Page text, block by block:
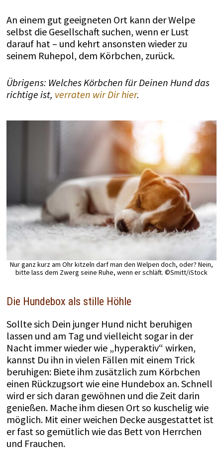
An einem gut geeigneten Ort kann der Welpe
selbst die Gesellschaft suchen, wenn er Lust
darauf hat – und kehrt ansonsten wieder zu
seinem Ruhepol, dem Körbchen, zurück.
Übrigens: Welches Körbchen für Deinen Hund das
richtige ist, verraten wir Dir hier.
Nur ganz kurz am Ohr kitzeln darf man den Welpen doch, oder? Nein,
bitte lass dem Zwerg seine Ruhe, wenn er schläft. ©Smitt/iStock
Die Hundebox als stille Höhle
Sollte sich Dein junger Hund nicht beruhigen
lassen und am Tag und vielleicht sogar in der
Nacht immer wieder wie „hyperaktiv“ wirken,
kannst Du ihn in vielen Fällen mit einem Trick
beruhigen: Biete ihm zusätzlich zum Körbchen
einen Rückzugsort wie eine Hundebox an. Schnell
wird er sich daran gewöhnen und die Zeit darin
genießen. Mache ihm diesen Ort so kuschelig wie
möglich. Mit einer weichen Decke ausgestattet ist
er fast so gemütlich wie das Bett von Herrchen
und Frauchen.